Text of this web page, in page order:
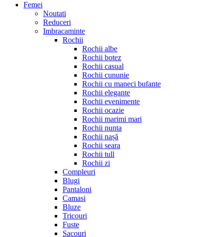
Femei
Noutati
Reduceri
Imbracaminte
Rochii
Rochii albe
Rochii botez
Rochii casual
Rochii cununie
Rochii cu maneci bufante
Rochii elegante
Rochii evenimente
Rochii ocazie
Rochii marimi mari
Rochii nunta
Rochii nașă
Rochii seara
Rochii tull
Rochii zi
Compleuri
Blugi
Pantaloni
Camasi
Bluze
Tricouri
Fuste
Sacouri